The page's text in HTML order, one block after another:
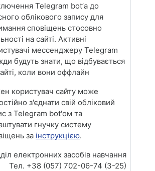
Telegram bot’а до
облікового запису для
сповіщень стосовно
на сайті. Активні
меcсенджеру Telegram
будуть знати, що відбувається
коли вони оффлайн
користувач сайту може
з'єднати свій обліковий
з Telegram bot'ом та
гнучку систему
за інструкцією.
електронних засобів навчання
Тел. +38 (057) 702-06-74 (3-25)